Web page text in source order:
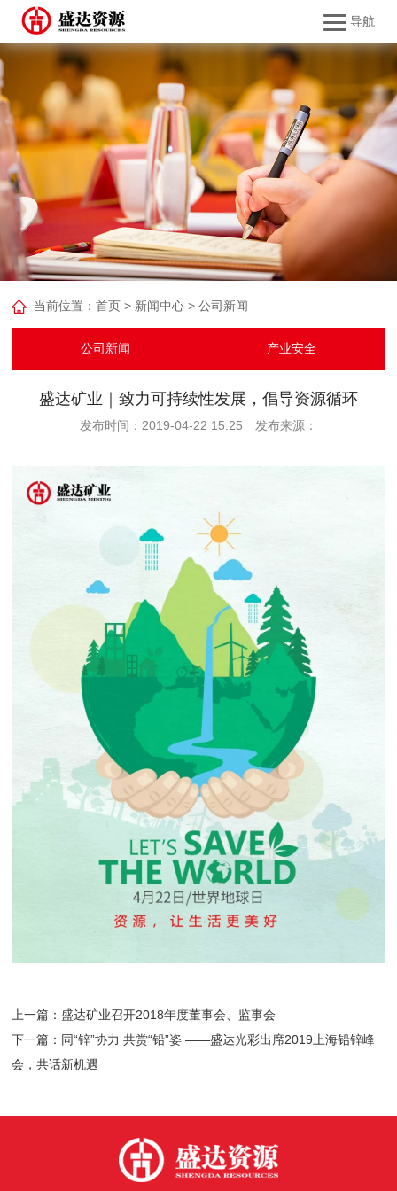
导航
当前位置：首页 > 新闻中心 >公司新闻
公司新闻 产业安全
盛达矿业｜致力可持续性发展，倡导资源循环
发布时间：2019-04-22 15:25 发布来源：
上一篇：盛达矿业召开2018年度董事会、监事会
下一篇：同“锌”协力 共赏“铅”姿 ——盛达光彩出席2019上海铅锌峰
会，共话新机遇